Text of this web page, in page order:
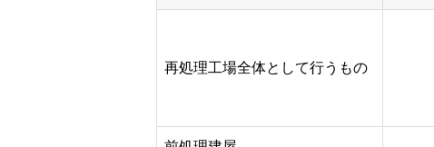
再処理工場全体として行うもの